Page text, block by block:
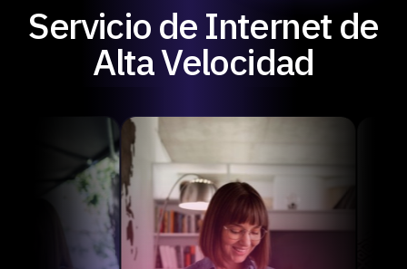
Servicio de Internet de
Alta Velocidad